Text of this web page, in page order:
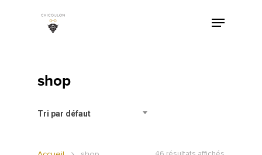
shop
Tri par défaut